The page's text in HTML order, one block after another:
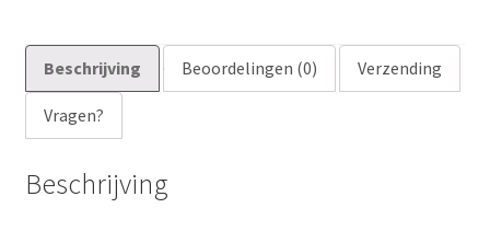
Beschrijving Beoordelingen (0) Verzending
Vragen?
Beschrijving